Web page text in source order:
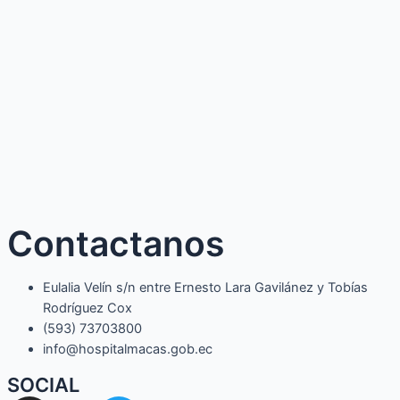
Contactanos
Eulalia Velín s/n entre Ernesto Lara Gavilánez y Tobías
Rodríguez Cox
(593) 73703800​
info@hospitalmacas.gob.ec
SOCIAL